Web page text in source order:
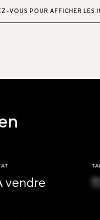
VOUS POUR AFFICHER LES
vendre